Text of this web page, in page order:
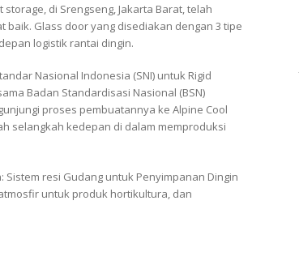
di Srengseng, Jakarta Barat, telah
Glass door yang disediakan dengan 3 tipe
logistik rantai dingin.
Nasional Indonesia (SNI) untuk Rigid
Badan Standardisasi Nasional (BSN)
proses pembuatannya ke Alpine Cool
selangkah kedepan di dalam memproduksi
resi Gudang untuk Penyimpanan Dingin
untuk produk hortikultura, dan